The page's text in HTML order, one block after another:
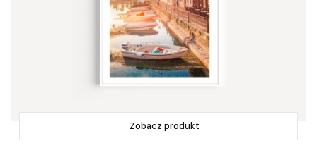
Zobacz produkt